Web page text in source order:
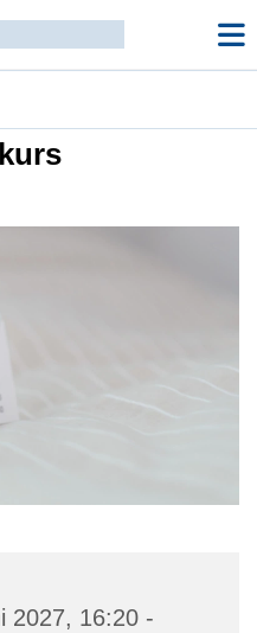
2027, 16:20 -